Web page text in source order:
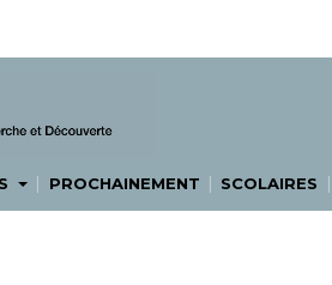
| PROCHAINEMENT | SCOLAIRES |